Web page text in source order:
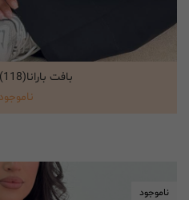
انتخاب
بافت بارانا(118)کد:5939
ناموجود
ناموجود